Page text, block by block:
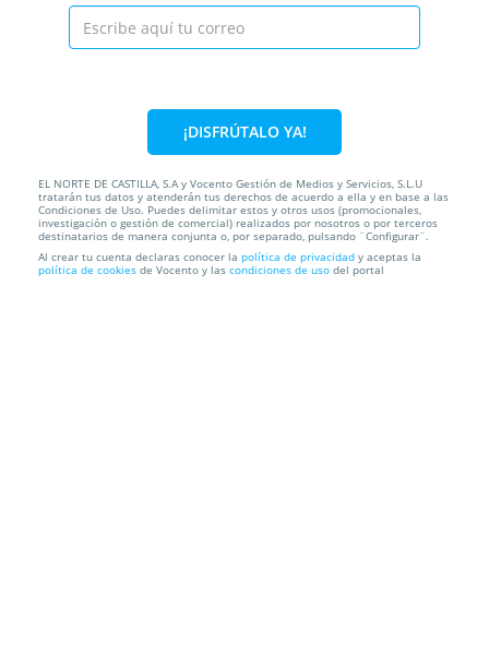
33% 15€ 10€
Entradas para espectáculo JOKER "Cabaret musical"
Teatro Cervantes Calle del Santuario,22, 47002. Valladolid.
¡DISFRÚTALO YA!
EL NORTE DE CASTILLA, S.A y Vocento Gestión de Medios y Servicios, S.L.U
tratarán tus datos y atenderán tus derechos de acuerdo a ella y en base a las
Condiciones de Uso. Puedes delimitar estos y otros usos (promocionales,
investigación o gestión de comercial) realizados por nosotros o por terceros
destinatarios de manera conjunta o, por separado, pulsando ¨Configurar¨.
Al crear tu cuenta declaras conocer la política de privacidad y aceptas la
política de cookies de Vocento y las condiciones de uso del portal